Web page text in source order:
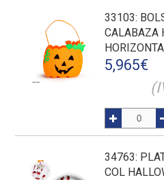
33103:
CALABAZA
5,965€
34763:
COL